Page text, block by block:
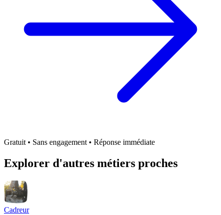
Gratuit • Sans engagement • Réponse immédiate
Explorer d'autres métiers proches
Cadreur